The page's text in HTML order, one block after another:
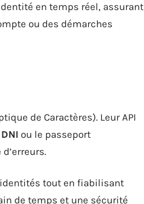
en temps réel, assurant
ou des démarches
de Caractères). Leur API
DNI ou le passeport
identités tout en fiabilisant
de temps et une sécurité